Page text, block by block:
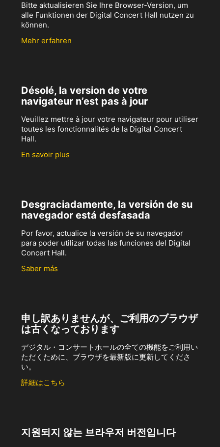
Bitte aktualisieren Sie Ihre Browser-Version, um
alle Funktionen der Digital Concert Hall nutzen zu
können.
Mehr erfahren
Désolé, la version de votre
navigateur n’est pas à jour
Veuillez mettre à jour votre navigateur pour utiliser
toutes les fonctionnalités de la Digital Concert
Hall.
En savoir plus
Desgraciadamente, la versión de su
navegador está desfasada
Por favor, actualice la versión de su navegador
para poder utilizar todas las funciones del Digital
Concert Hall.
Saber más
申し訳ありませんが、ご利用のブラウザ
は古くなっております
デジタル・コンサートホールの全ての機能をご利用い
ただくために、ブラウザを最新版に更新してくださ
い。
詳細はこちら
지원되지 않는 브라우저 버전입니다